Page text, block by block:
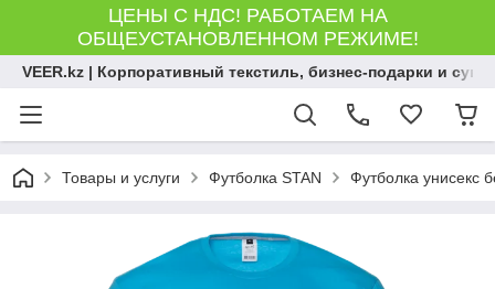
ЦЕНЫ С НДС! РАБОТАЕМ НА
ОБЩЕУСТАНОВЛЕННОМ РЕЖИМЕ!
VEER.kz | Корпоративный текстиль, бизнес-подарки и
Товары и услуги Футболка STAN Футболка унисекс